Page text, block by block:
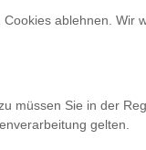
ablehnen. Wir
müssen Sie in der
gelten.